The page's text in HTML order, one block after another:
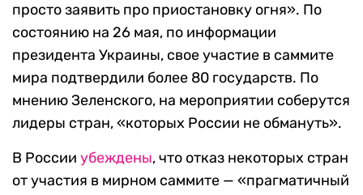
просто заявить про приостановку огня». По
состоянию на 26 мая, по информации
президента Украины, свое участие в саммите
мира подтвердили более 80 государств. По
мнению Зеленского, на мероприятии соберутся
лидеры стран, «которых России не обмануть».
В России убеждены, что отказ некоторых стран
от участия в мирном саммите — «прагматичный